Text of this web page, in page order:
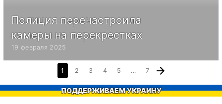
Полиция перенастроила
камеры на перекрестках
19 февраля 2025
1 2 3 4 5 … 7
ПОДДЕРЖИВАЕМ УКРАИНУ